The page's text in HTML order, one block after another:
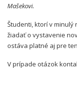
Mašekovi.
Študenti, ktorí v
žiadať o vystavenie
ostáva platné aj pre
V prípade otázok